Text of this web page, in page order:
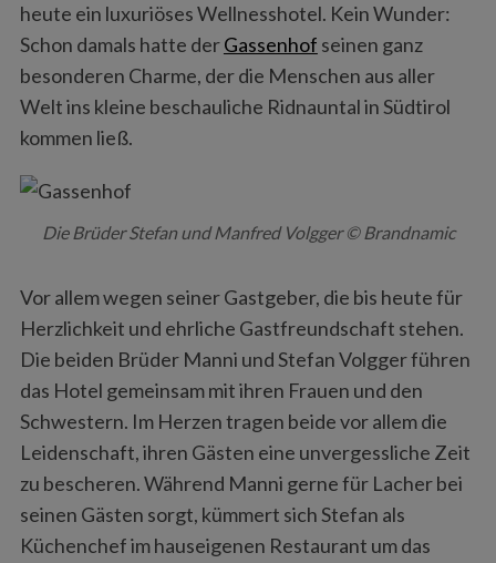
heute ein luxuriöses Wellnesshotel. Kein Wunder:
Schon damals hatte derGassenhof seinen ganz
besonderen Charme, der die Menschen aus aller
Welt ins kleine beschauliche Ridnauntal in Südtirol
kommen ließ.
Die Brüder Stefan und Manfred Volgger © Brandnamic
Vor allem wegen seiner Gastgeber, die bis heute für
Herzlichkeit und ehrliche Gastfreundschaft stehen.
Die beiden Brüder Manni und Stefan Volgger führen
das Hotel gemeinsam mit ihren Frauen und den
Schwestern. Im Herzen tragen beide vor allem die
Leidenschaft, ihren Gästen eine unvergessliche Zeit
zu bescheren. Während Manni gerne für Lacher bei
seinen Gästen sorgt, kümmert sich Stefan als
Küchenchef im hauseigenen Restaurant um das